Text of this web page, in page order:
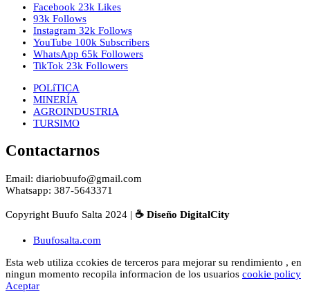
Facebook 23k Likes
93k Follows
Instagram 32k Follows
YouTube 100k Subscribers
WhatsApp 65k Followers
TikTok 23k Followers
POLíTICA
MINERÍA
AGROINDUSTRIA
TURSIMO
Contactarnos
Email: diariobuufo@gmail.com
Whatsapp: 387-5643371
Copyright Buufo Salta 2024 | ☕ Diseño DigitalCity
Buufosalta.com
Esta web utiliza ccokies de terceros para mejorar su rendimiento , en
ningun momento recopila informacion de los usuarios cookie policy
Aceptar